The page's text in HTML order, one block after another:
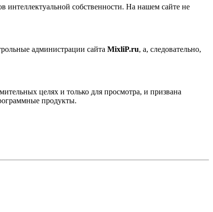
собственности. На нашем сайте не
администрации сайта MixliP.ru, а, следовательно,
целях и только для просмотра, и призвана
продукты.